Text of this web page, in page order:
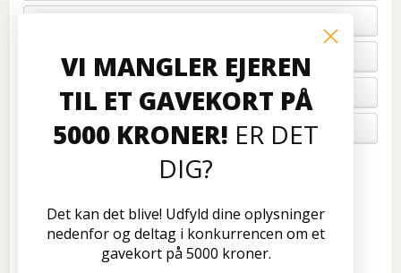
BETALING
FORTRYD ORDRE
OM OS
Formervangen 17
2600 Glostrup
VI MANGLER EJEREN
TIL ET GAVEKORT PÅ
5000 KRONER! ER DET
DIG?
Det kan det blive! Udfyld dine oplysninger
nedenfor og deltag i konkurrencen om et
gavekort på 5000 kroner.